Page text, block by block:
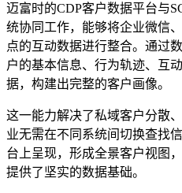
迈富时的CDP客户数据平台与
统协同工作，能够将企业微信
点的互动数据进行整合。通过
户的基本信息、行为轨迹、互
据，构建出完整的客户画像。
这一能力解决了私域客户分散
业无需在不同系统间切换查找
台上呈现，形成全景客户视图
提供了坚实的数据基础。